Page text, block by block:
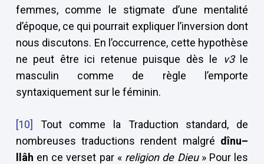
femmes, comme le stigmate d’une mentalité
d’époque, ce qui pourrait expliquer l’inversion dont
nous discutons. En l’occurrence, cette hypothèse
ne peut être ici retenue puisque dès le
v3le
masculin comme de règle l’emporte
syntaxiquement sur le féminin.
[10]
Tout comme la Traduction standard, de
nombreuses traductions rendent malgré dînu–
llâh en ce verset par « religion de Dieu» Pour les